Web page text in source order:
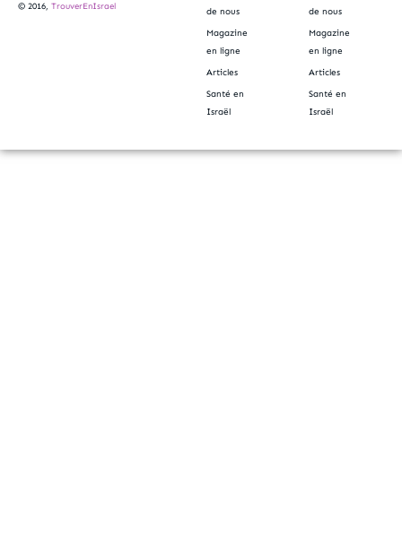
© 2016, TrouverEnIsrael
de nous
Magazine
en ligne
Articles
Santé en
Israël
de nous
Magazine
en ligne
Articles
Santé en
Israël